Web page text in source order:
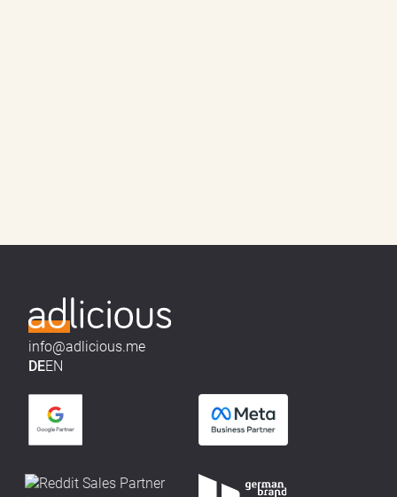
info@adlicious.me
DEEN